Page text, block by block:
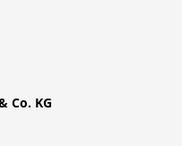
Co. KG